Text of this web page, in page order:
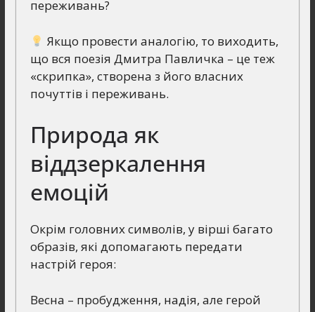
переживань?
Якщо провести аналогію, то виходить,
що вся поезія Дмитра Павличка – це теж
«скрипка», створена з його власних
почуттів і переживань.
Природа як
віддзеркалення
емоцій
Окрім головних символів, у вірші багато
образів, які допомагають передати
настрій героя:
Весна – пробудження, надія, але герой